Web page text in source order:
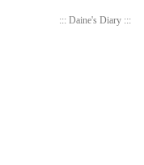
::: Daine's Diary :::